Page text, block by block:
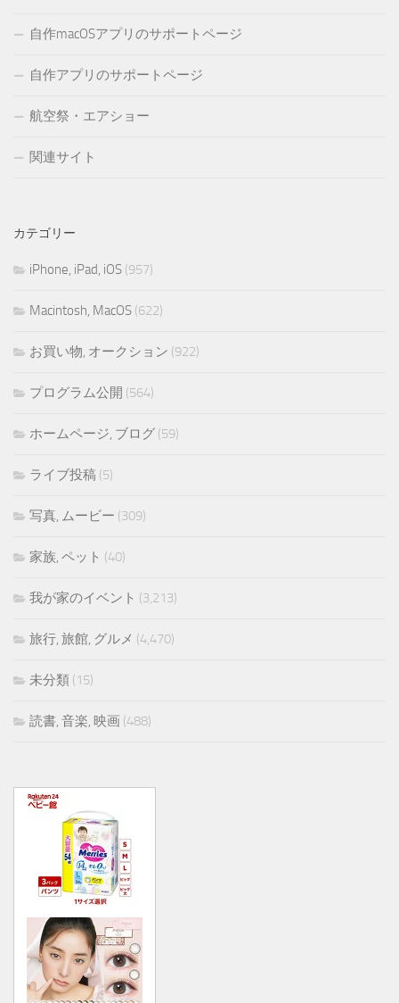
自作macOSアプリのサポートページ
自作アプリのサポートページ
航空祭・エアショー
関連サイト
カテゴリー
iPhone, iPad, iOS (957)
Macintosh, MacOS (622)
お買い物, オークション (922)
プログラム公開 (564)
ホームページ, ブログ (59)
ライブ投稿 (5)
写真, ムービー (309)
家族, ペット (40)
我が家のイベント (3,213)
旅行, 旅館, グルメ (4,470)
未分類 (15)
読書, 音楽, 映画 (488)